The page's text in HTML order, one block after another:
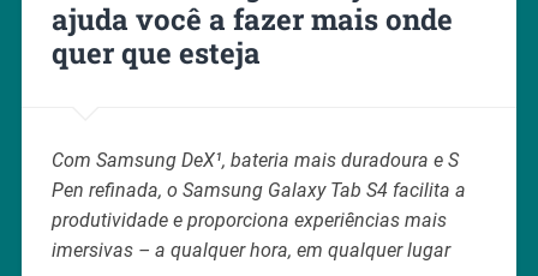
ajuda você a fazer mais onde
quer que esteja
Com Samsung DeX¹, bateria mais duradoura e S
Pen refinada, o Samsung Galaxy Tab S4 facilita a
produtividade e proporciona experiências mais
imersivas – a qualquer hora, em qualquer lugar